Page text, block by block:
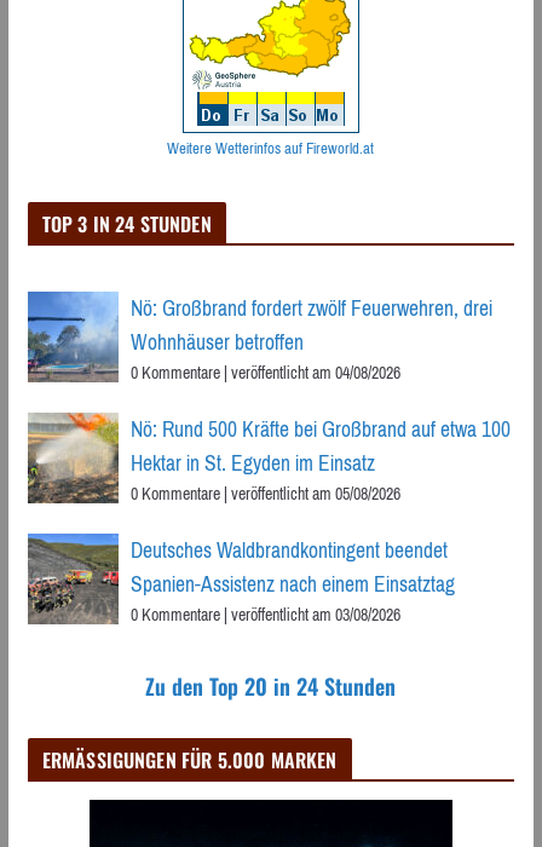
Weitere Wetterinfos auf Fireworld.at
TOP 3 IN 24 STUNDEN
Nö: Großbrand fordert zwölf Feuerwehren, drei
Wohnhäuser betroffen
0 Kommentare|veröffentlicht am 04/08/2026
Nö: Rund 500 Kräfte bei Großbrand auf etwa 100
Hektar in St. Egyden im Einsatz
0 Kommentare|veröffentlicht am 05/08/2026
Deutsches Waldbrandkontingent beendet
Spanien-Assistenz nach einem Einsatztag
0 Kommentare|veröffentlicht am 03/08/2026
Zu den Top 20 in 24 Stunden
ERMÄSSIGUNGEN FÜR 5.000 MARKEN